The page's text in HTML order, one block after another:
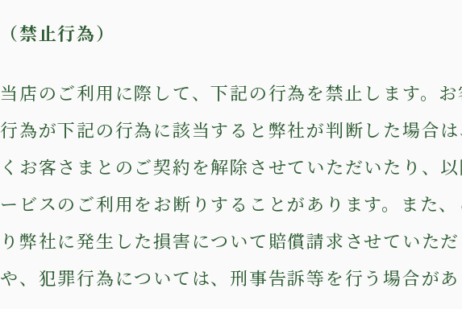
（禁止行為）
当店のご利用に際して、下記の行為を禁止します。
行為が下記の行為に該当すると弊社が判断した場合
くお客さまとのご契約を解除させていただいたり、
ービスのご利用をお断りすることがあります。また、
り弊社に発生した損害について賠償請求させていた
や、犯罪行為については、刑事告訴等を行う場合があ